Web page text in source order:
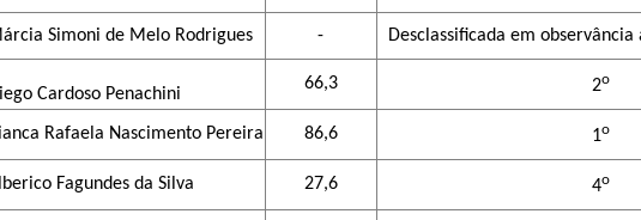
Simoni de Melo Rodrigues - Desclassificada em
Cardoso Penachini
66,3 2o
Rafaela Nascimento Pereira 86,6 1o
Fagundes da Silva 27,6 4o